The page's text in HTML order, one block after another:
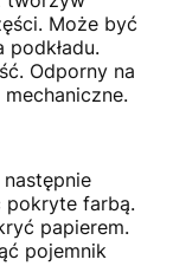
Może być
Odporny na
pokryte farbą.
papierem.
pojemnik